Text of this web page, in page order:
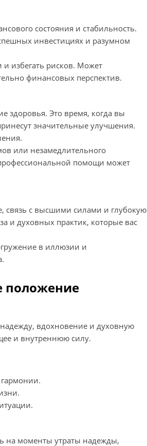
состояния и стабильность.
инвестициях и разумном
избегать рисков. Может
финансовых перспектив.
здоровья. Это время, когда вы
значительные улучшения.
или незамедлительного
помощи может
связь с высшими силами и глубокую
и духовных практик, которые вас
в иллюзии и
положение
вдохновение и духовную
и внутреннюю силу.
на моменты утраты надежды,